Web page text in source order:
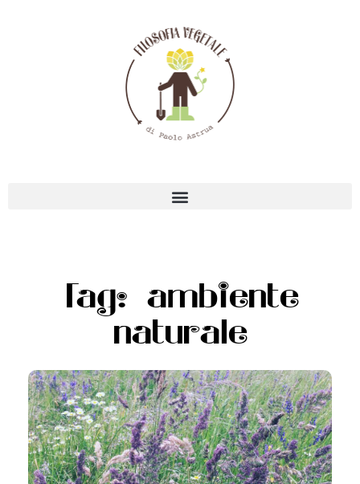
Tag: ambiente
naturale